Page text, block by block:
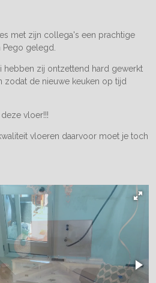
met zijn collega's een prachtige
gelegd.
hebben zij ontzettend hard gewerkt
zodat de nieuwe keuken op tijd
vloer!!!
vloeren daarvoor moet je toch